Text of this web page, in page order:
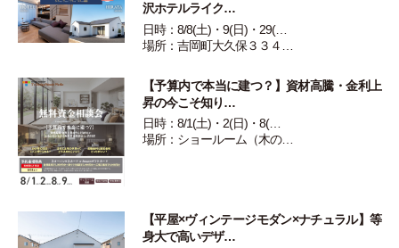
沢ホテルライク…
日時：8/8(土)・9(日)・29(…
場所：吉岡町大久保３３４…
【予算内で本当に建つ？】資材高騰・金利上
昇の今こそ知り…
日時：8/1(土)・2(日)・8(…
場所：ショールーム（木の…
【平屋×ヴィンテージモダン×ナチュラル】等
身大で高いデザ…